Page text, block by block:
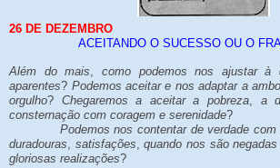
26 DE DEZEMBRO
ACEITANDO O SUCESSO OU O
Além do mais, como podemos nos ajustar à
aparentes? Podemos aceitar e nos adaptar a
orgulho? Chegaremos a aceitar a pobreza, a
consternação com coragem e serenidade?
Podemos nos contentar de verdade com
duradouras, satisfações,quando nos são
gloriosas realizações?